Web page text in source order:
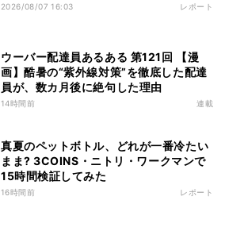
2026/08/07 16:03 レポート
ウーバー配達員あるある 第121回 【漫
画】酷暑の“紫外線対策”を徹底した配達
員が、数カ月後に絶句した理由
14時間前 連載
真夏のペットボトル、どれが一番冷たい
まま? 3COINS・ニトリ・ワークマンで
15時間検証してみた
16時間前 レポート